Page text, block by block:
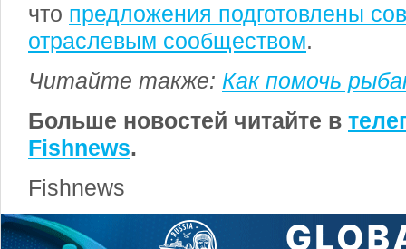
что предложения подготовлены
отраслевым сообществом.
Читайте также: Как помочь
Больше новостей читайте в
Fishnews.
Fishnews